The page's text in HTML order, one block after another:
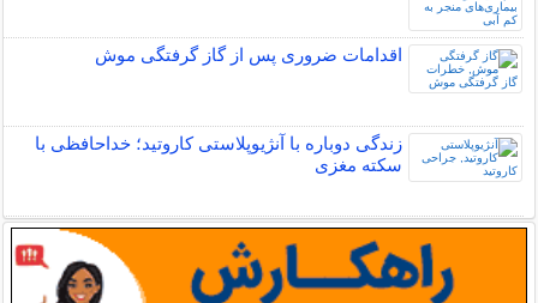
اقدامات ضروری پس از گاز گرفتگی موش
زندگی دوباره با آنژیوپلاستی کاروتید؛ خداحافظی با
سکته مغزی